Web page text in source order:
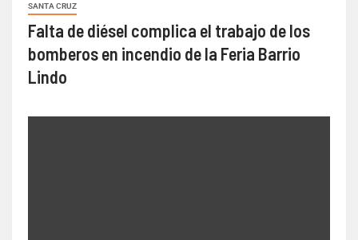
SANTA CRUZ
Falta de diésel complica el trabajo de los
bomberos en incendio de la Feria Barrio
Lindo